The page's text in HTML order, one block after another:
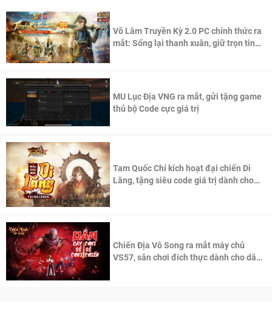
Võ Lâm Truyền Kỳ 2.0 PC chính thức ra
mắt: Sống lại thanh xuân, giữ trọn tinh
MU Lục Địa VNG ra mắt, gửi tặng game
thủ bộ Code cực giá trị
Tam Quốc Chí kích hoạt đại chiến Di
Lăng, tặng siêu code giá trị dành cho
Chiến Địa Vô Song ra mắt máy chủ
VS57, sân chơi đích thực dành cho dân